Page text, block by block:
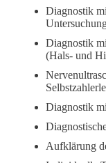
Diagnostik
Diagnostik
(Hals- und
Diagnostik
Aufklärung